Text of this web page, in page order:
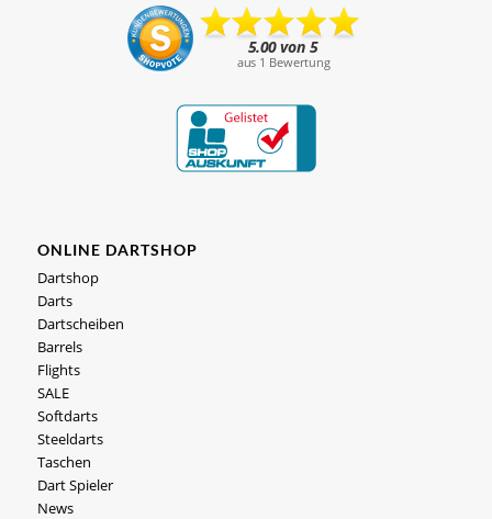
ONLINE DARTSHOP
Dartshop
Darts
Dartscheiben
Barrels
Flights
SALE
Softdarts
Steeldarts
Taschen
Dart Spieler
News